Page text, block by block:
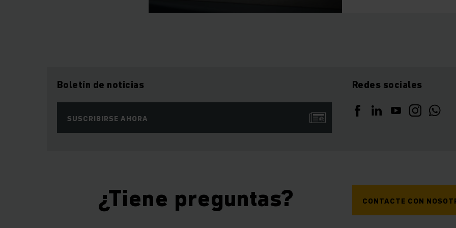
Boletín de noticias
SUSCRIBIRSE AHORA
Redes sociales
¿Tiene preguntas? CONTACTE CON